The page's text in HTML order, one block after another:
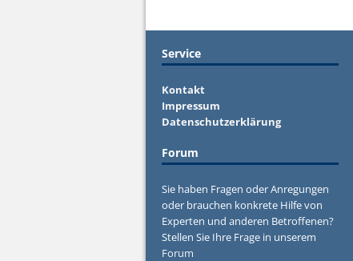
Service
Kontakt
Impressum
Datenschutzerklärung
Forum
Sie haben Fragen oder Anregungen
oder brauchen konkrete Hilfe von
Experten und anderen Betroffenen?
Stellen Sie Ihre Frage in unserem
Forum